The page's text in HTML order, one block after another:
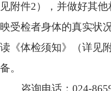
见附件2），并做好其
映受检者身体的真实状
读《体检须知》（详见
备。
咨询电话： 024-